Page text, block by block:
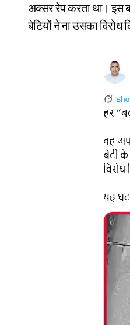
अक्सर रेप करता था। इस
बेटियों ने ना उसका